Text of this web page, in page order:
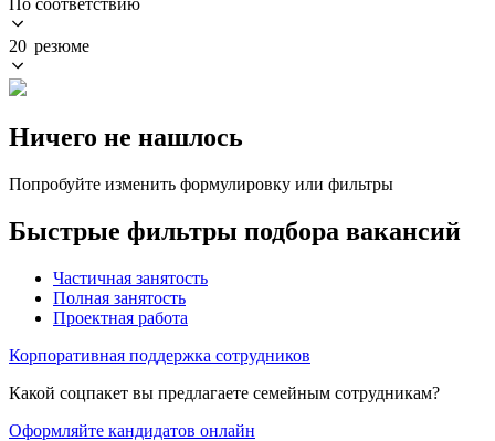
20 резюме
Ничего не нашлось
Попробуйте изменить формулировку или фильтры
Быстрые фильтры подбора вакансий
Частичная занятость
Полная занятость
Проектная работа
Корпоративная поддержка сотрудников
Какой соцпакет вы предлагаете семейным сотрудникам?
Оформляйте кандидатов онлайн